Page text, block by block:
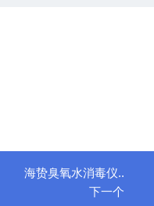
海贽臭氧水消毒仪..
下一个